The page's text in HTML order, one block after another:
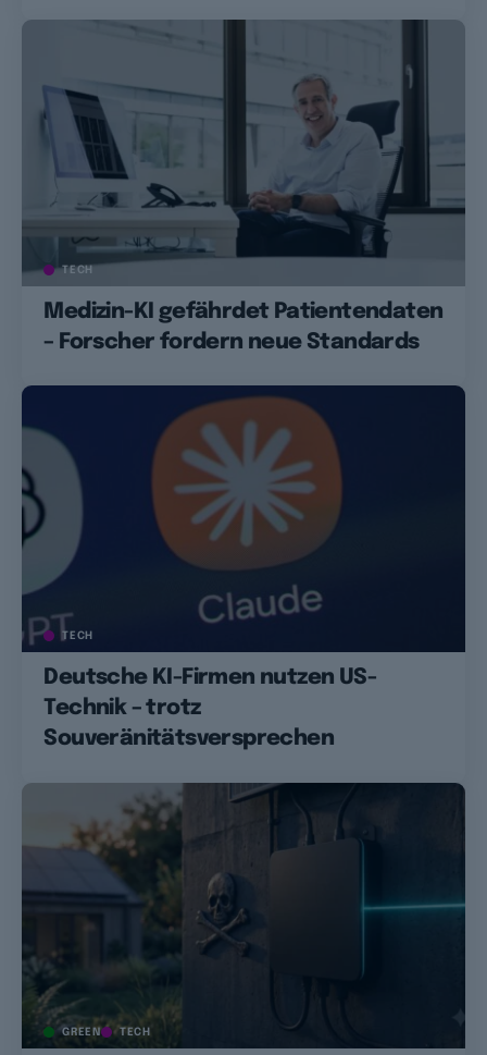
TECH
Medizin-KI gefährdet Patientendaten
– Forscher fordern neue Standards
TECH
Deutsche KI-Firmen nutzen US-
Technik – trotz
Souveränitätsversprechen
GREEN TECH